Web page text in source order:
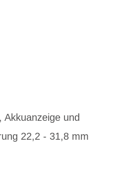
und
22,2 - 31,8 mm